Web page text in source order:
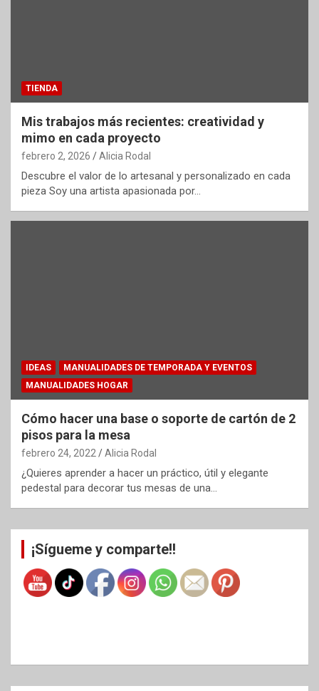
TIENDA
Mis trabajos más recientes: creatividad y
mimo en cada proyecto
febrero 2, 2026 Alicia Rodal
Descubre el valor de lo artesanal y personalizado en cada
pieza Soy una artista apasionada por…
IDEAS
MANUALIDADES DE TEMPORADA Y EVENTOS
MANUALIDADES HOGAR
Cómo hacer una base o soporte de cartón de 2
pisos para la mesa
febrero 24, 2022 Alicia Rodal
¿Quieres aprender a hacer un práctico, útil y elegante
pedestal para decorar tus mesas de una…
¡Sígueme y comparte!!